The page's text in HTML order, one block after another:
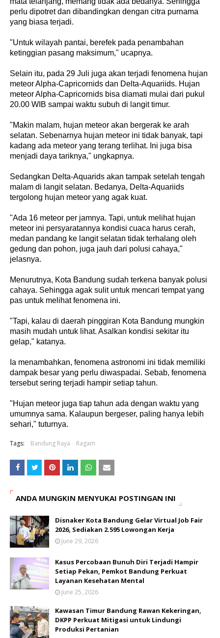
perlu dipotret dan dibandingkan dengan citra purnama
yang biasa terjadi.
"Untuk wilayah pantai, berefek pada penambahan
ketinggian pasang maksimum," ucapnya.
Selain itu, pada 29 Juli juga akan terjadi fenomena hujan
meteor Alpha-Capricornids dan Delta-Aquariids. Hujan
meteor Alpha-Capricornids bisa diamati mulai dari pukul
20.00 WIB sampai waktu subuh di langit timur.
"Makin malam, hujan meteor akan bergerak ke arah
selatan. Sebenarnya hujan meteor ini tidak banyak, tapi
kadang ada meteor yang terang terlihat. Ini juga bisa
menjadi daya tariknya," ungkapnya.
Sedangkan Delta-Aquarids akan tampak setelah tengah
malam di langit selatan. Bedanya, Delta-Aquariids
tergolong hujan meteor yang agak kuat.
"Ada 16 meteor per jamnya. Tapi, untuk melihat hujan
meteor ini persyaratannya kondisi cuaca harus cerah,
medan pandang ke langit selatan tidak terhalang oleh
gedung dan pohon, juga jauh dari polusi cahaya,"
jelasnya.
Menurutnya, Kota Bandung sudah terkena banyak polusi
cahaya. Sehingga agak sulit untuk mencari tempat yang
pas untuk melihat fenomena ini.
"Tapi, kalau di daerah pinggiran Kota Bandung mungkin
masih mudah untuk lihat. Asalkan kondisi sekitar itu
gelap," katanya.
Ia menambahkan, fenomena astronomi ini tidak memiliki
dampak besar yang perlu diwaspadai. Sebab, fenomena
tersebut sering terjadi hampir setiap tahun.
"Hujan meteor juga tiap tahun ada dengan waktu yang
umumnya sama. Kalaupun bergeser, paling hanya lebih
sehari," tuturnya.
Tags: Bandung Raya Ragam
ANDA MUNGKIN MENYUKAI POSTINGAN INI
Disnaker Kota Bandung Gelar Virtual Job Fair
2026, Sediakan 2.595 Lowongan Kerja
June 29, 2026
Kasus Percobaan Bunuh Diri Terjadi Hampir
Setiap Pekan, Pemkot Bandung Perkuat
Layanan Kesehatan Mental
June 25, 2026
Kawasan Timur Bandung Rawan Kekeringan,
DKPP Perkuat Mitigasi untuk Lindungi
Produksi Pertanian